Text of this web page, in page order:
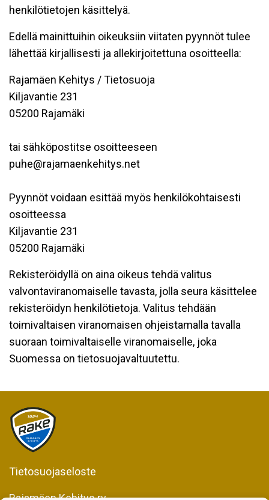
henkilötietojen käsittelyä.
Edellä mainittuihin oikeuksiin viitaten pyynnöt tulee
lähettää kirjallisesti ja allekirjoitettuna osoitteella:
Rajamäen Kehitys / Tietosuoja
Kiljavantie 231
05200 Rajamäki
tai sähköpostitse osoitteeseen
puhe@rajamaenkehitys.net
Pyynnöt voidaan esittää myös henkilökohtaisesti
osoitteessa
Kiljavantie 231
05200 Rajamäki
Rekisteröidyllä on aina oikeus tehdä valitus
valvontaviranomaiselle tavasta, jolla seura käsittelee
rekisteröidyn henkilötietoja. Valitus tehdään
toimivaltaisen viranomaisen ohjeistamalla tavalla
suoraan toimivaltaiselle viranomaiselle, joka
Suomessa on tietosuojavaltuutettu.
Tietosuojaseloste